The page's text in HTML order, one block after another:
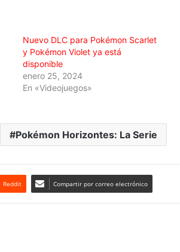
Nuevo DLC para Pokémon Scarlet
y Pokémon Violet ya está
disponible
enero 25, 2024
En «Videojuegos»
Pokémon Horizontes: La Serie
Reddit Compartir por correo electrónico